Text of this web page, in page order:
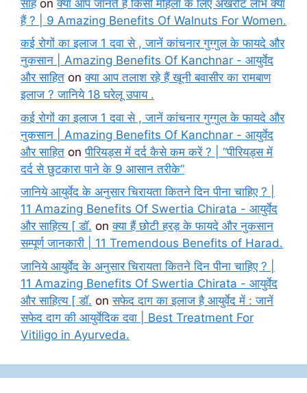
साहonक्या आप जानते हैं किसी महिला के लिए अखरोट लाभ क्या
हैं ? | 9 Amazing Benefits Of Walnuts For Women.
कई रोगों का इलाज 1 दवा से , जानें कांचनार गुग्गुल के फायदे और
नुकसान | Amazing Benefits Of Kanchnar - आयुर्वेद
और साहित onक्या आप तलाश रहे हैं खूनी बवासीर का रामबाण
इलाज ? जानिये 18 घरेलू उपाय .
कई रोगों का इलाज 1 दवा से , जानें कांचनार गुग्गुल के फायदे और
नुकसान | Amazing Benefits Of Kanchnar - आयुर्वेद
और साहित onपीरियड्स में दर्द कैसे कम करें ? | “पीरियड्स में
दर्द से छुटकारा पाने के 9 आसान तरीके”
जानिये आयुर्वेद के अनुसार चिरायता कितने दिन पीना चाहिए ? |
11 Amazing Benefits Of Swertia Chirata - आयुर्वेद
और साहित्य [ डॉ. onक्या हैं छोटी हरड़ के फायदे और नुकसान
सम्पूर्ण जानकारी | 11 Tremendous Benefits of Harad.
जानिये आयुर्वेद के अनुसार चिरायता कितने दिन पीना चाहिए ? |
11 Amazing Benefits Of Swertia Chirata - आयुर्वेद
और साहित्य [ डॉ. onसफेद दाग का इलाज है आयुर्वेद में : जानें
सफेद दाग की आयुर्वेदिक दवा | Best Treatment For
Vitiligo in Ayurveda.